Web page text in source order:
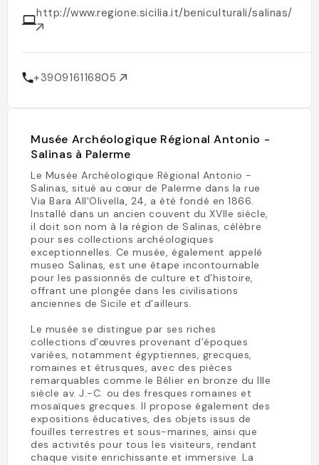
http://www.regione.sicilia.it/beniculturali/salinas/
+390916116805
Musée Archéologique Régional Antonio -
Salinas à Palerme
Le Musée Archéologique Régional Antonio -
Salinas, situé au cœur de Palerme dans la rue
Via Bara All'Olivella, 24, a été fondé en 1866.
Installé dans un ancien couvent du XVIIe siècle,
il doit son nom à la région de Salinas, célèbre
pour ses collections archéologiques
exceptionnelles. Ce musée, également appelé
museo Salinas, est une étape incontournable
pour les passionnés de culture et d’histoire,
offrant une plongée dans les civilisations
anciennes de Sicile et d’ailleurs.
Le musée se distingue par ses riches
collections d’œuvres provenant d’époques
variées, notamment égyptiennes, grecques,
romaines et étrusques, avec des pièces
remarquables comme le Bélier en bronze du IIIe
siècle av. J.-C. ou des fresques romaines et
mosaïques grecques. Il propose également des
expositions éducatives, des objets issus de
fouilles terrestres et sous-marines, ainsi que
des activités pour tous les visiteurs, rendant
chaque visite enrichissante et immersive. La